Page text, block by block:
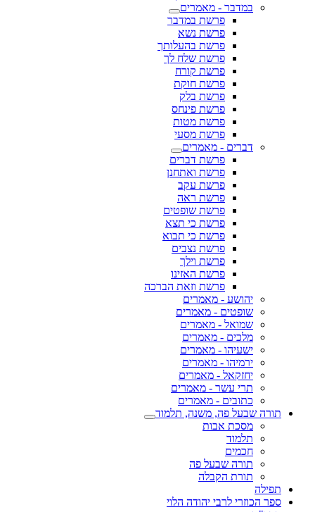
במדבר - מאמרים
פרשת במדבר
פרשת נשא
פרשת בהעלותך
פרשת שלח לך
פרשת קורח
פרשת חוקת
פרשת בלק
פרשת פינחס
פרשת מטות
פרשת מסעי
דברים - מאמרים
פרשת דברים
פרשת ואתחנן
פרשת עקב
פרשת ראה
פרשת שופטים
פרשת כי תצא
פרשת כי תבוא
פרשת נצבים
פרשת וילך
פרשת האזינו
פרשת וזאת הברכה
יהושע - מאמרים
שופטים - מאמרים
שמואל - מאמרים
מלכים - מאמרים
ישעיהו - מאמרים
ירמיהו - מאמרים
יחזקאל - מאמרים
תרי עשר - מאמרים
כתובים - מאמרים
תורה שבעל פה, משנה, תלמוד
מסכת אבות
תלמוד
חכמים
תורה שבעל פה
תורת הקבלה
תפילה
ספר הכוזרי לרבי יהודה הלוי